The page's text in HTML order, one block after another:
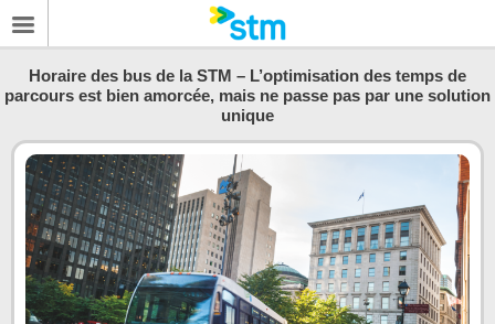
Horaire des bus de la STM – L’optimisation des temps de
parcours est bien amorcée, mais ne passe pas par une solution
unique